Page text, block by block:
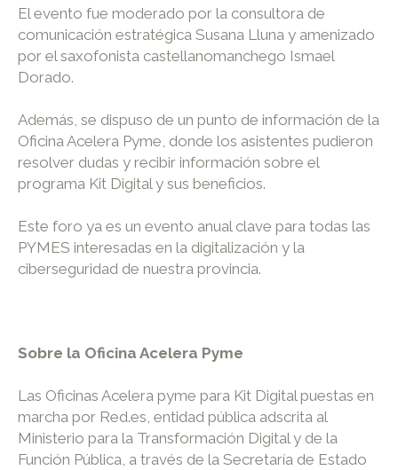
El evento fue moderado por la consultora de
comunicación estratégica Susana Lluna y amenizado
por el saxofonista castellanomanchego Ismael
Dorado.
Además, se dispuso de un punto de información de la
Oficina Acelera Pyme, donde los asistentes pudieron
resolver dudas y recibir información sobre el
programa Kit Digital y sus beneficios.
Este foro ya es un evento anual clave para todas las
PYMES interesadas en la digitalización y la
ciberseguridad de nuestra provincia.
Sobre la Oficina Acelera Pyme
Las Oficinas Acelera pyme para Kit Digital puestas en
marcha por Red.es, entidad pública adscrita al
Ministerio para la Transformación Digital y de la
Función Pública, a través de la Secretaría de Estado